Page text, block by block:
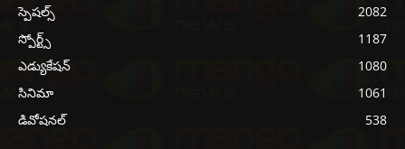
స్పెషల్స్
2082
స్పోర్ట్స్
1187
ఎడ్యుకేషన్
1080
సినిమా
1061
డివోషనల్
538